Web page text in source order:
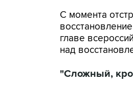
С момента
главе
над
"Сложный,